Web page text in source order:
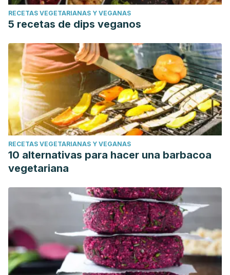
RECETAS VEGETARIANAS Y VEGANAS
5 recetas de dips veganos
RECETAS VEGETARIANAS Y VEGANAS
10 alternativas para hacer una barbacoa
vegetariana